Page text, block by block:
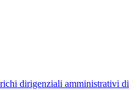
dirigenziali amministrativi di